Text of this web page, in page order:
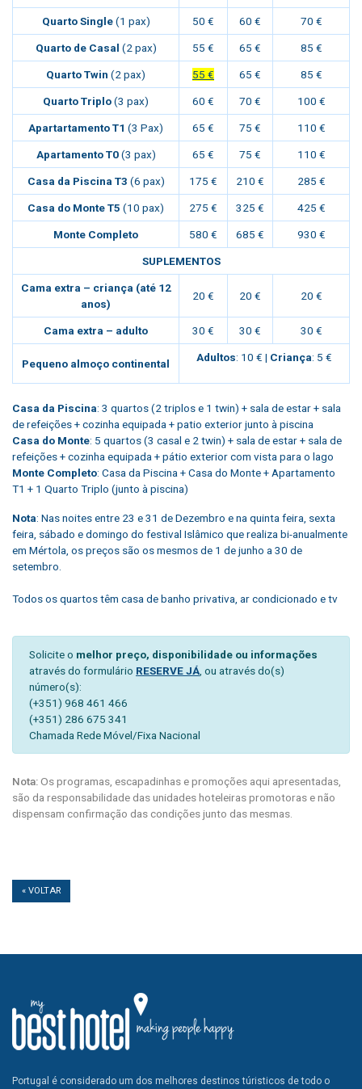
Quarto Single(1 pax) 50 € 60 € 70 €
Quarto de Casal (2 pax) 55 € 65 € 85 €
Quarto Twin (2 pax) 55 € 65 € 85 €
Quarto Triplo(3 pax) 60 € 70 € 100 €
Apartartamento T1 (3 Pax) 65 € 75 € 110 €
Apartamento T0(3 pax) 65 € 75 € 110 €
Casa da Piscina T3 (6 pax) 175 € 210 € 285 €
Casa do Monte T5 (10 pax) 275 € 325 € 425 €
Monte Completo 580 € 685 € 930 €
SUPLEMENTOS
Cama extra – criança (até 12
anos)
20 € 20 € 20 €
Cama extra – adulto 30 € 30 € 30 €
Pequeno almoço continental Adultos: 10 € | Criança: 5 €
Casa da Piscina: 3 quartos (2 triplos e 1 twin) + sala de estar + sala
de refeições + cozinha equipada + patio exterior junto à piscina
Casa do Monte: 5 quartos (3 casal e 2 twin) + sala de estar + sala de
refeições + cozinha equipada + pátio exterior com vista para o lago
Monte Completo: Casa da Piscina + Casa do Monte + Apartamento
T1 + 1 Quarto Triplo (junto à piscina)
Nota: Nas noites entre 23 e 31 de Dezembro e na quinta feira, sexta
feira, sábado e domingo do festival Islâmico que realiza bi-anualmente
em Mértola, os preços são os mesmos de 1 de junho a 30 de
setembro.
Todos os quartos têm casa de banho privativa, ar condicionado e tv
Solicite o melhor preço, disponibilidade ou informações
através do formulário RESERVE JÁ, ou através do(s)
número(s):
(+351) 968 461 466
(+351) 286 675 341
Chamada Rede Móvel/Fixa Nacional
Nota:Os programas, escapadinhas e promoções aqui apresentadas,
são da responsabilidade das unidades hoteleiras promotoras e não
dispensam confirmação das condições junto das mesmas.
« VOLTAR
Portugal é considerado um dos melhores destinos túristicos de todo o